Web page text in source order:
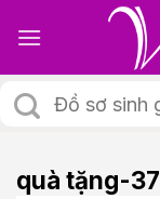
Tìm
kiếm:
quà tặng-37